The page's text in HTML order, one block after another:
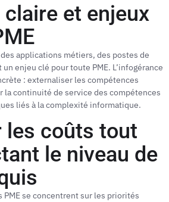
et enjeux
applications métiers, des postes de
enjeu clé pour toute PME. L’infogérance
: externaliser les compétences
la continuité de service des compétences
liés à la complexité informatique.
les coûts tout
le niveau de
PME se concentrent sur les priorités